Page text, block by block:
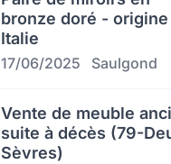
bronze doré - origine
Italie
17/06/2025 Saulgond
Vente de meuble
suite à décès (79-
Sèvres)